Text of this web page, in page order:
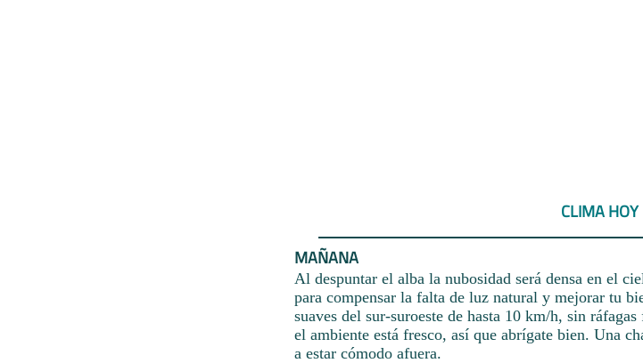
CLIMA HOY
MAÑANA
Al despuntar el alba la nubosidad será densa en el
para compensar la falta de luz natural y mejorar tu
suaves del sur-suroeste de hasta 10 km/h, sin
el ambiente está fresco, así que abrígate bien. Una
a estar cómodo afuera.